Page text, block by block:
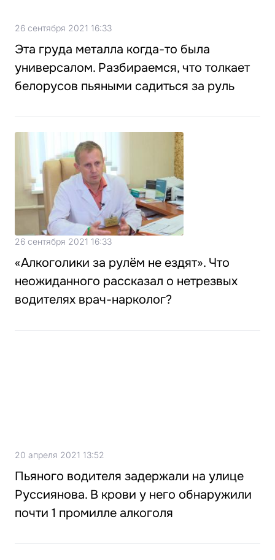
26 сентября 2021 16:33
Эта груда металла когда-то была
универсалом. Разбираемся, что толкает
белорусов пьяными садиться за руль
26 сентября 2021 16:33
«Алкоголики за рулём не ездят». Что
неожиданного рассказал о нетрезвых
водителях врач-нарколог?
20 апреля 2021 13:52
Пьяного водителя задержали на улице
Руссиянова. В крови у него обнаружили
почти 1 промилле алкоголя